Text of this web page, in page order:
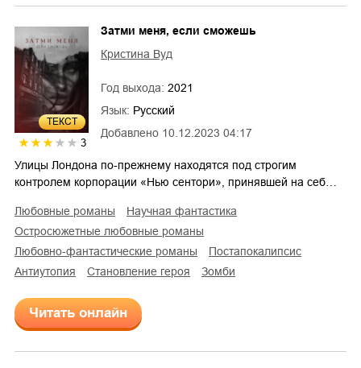
ТЕКСТ
3
Добавлено 10.12.2023 04:17
Затми меня, если сможешь
Кристина Вуд
Год выхода: 2021
Язык: Русский
Улицы Лондона по-прежнему находятся под строгим
контролем корпорации «Нью сентори», принявшей на себ…
любовные романы
научная фантастика
остросюжетные любовные романы
любовно-фантастические романы
постапокалипсис
антиутопия
становление героя зомби
Читать онлайн